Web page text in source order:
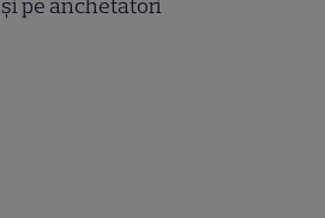
și pe anchetatori